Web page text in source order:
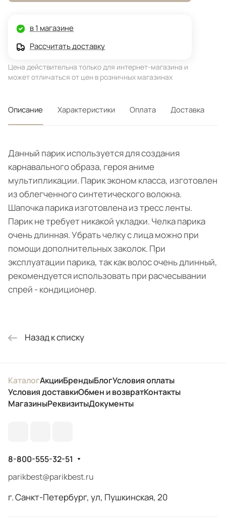
в 1 магазине
Рассчитать доставку
Цена действительна только для интернет-магазина и
может отличаться от цен в розничных магазинах
Описание Характеристики Оплата Доставка
Данный парик используется для создания
карнавального образа, героя аниме
мультипликации. Парик эконом класса, изготовлен
из облегченного синтетического волокна.
Шапочка парика изготовлена из тресс ленты.
Парик не требует никакой укладки. Челка парика
очень длинная. Убрать челку с лица можно при
помощи дополнительных заколок. При
эксплуатации парика, так как волос очень длинный,
рекомендуется использовать при расчесывании
спрей - кондиционер.
Назад к списку
КаталогАкцииБрендыБлогУсловия оплаты
Условия доставкиОбмен и возвратКонтакты
МагазиныРеквизитыДокументы
8-800-555-32-51
parikbest@parikbest.ru
г. Санкт-Петербург, ул, Пушкинская, 20